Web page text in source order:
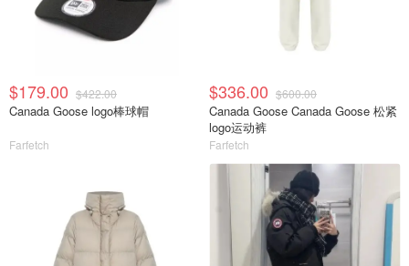
$179.00 $422.00
Canada Goose logo棒球帽
Farfetch
$336.00 $600.00
Canada Goose Canada Goose 松紧
logo运动裤
Farfetch